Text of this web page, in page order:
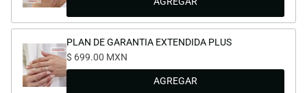
PLAN DE GARANTIA EXTENDIDA PLUS
$ 699.00 MXN